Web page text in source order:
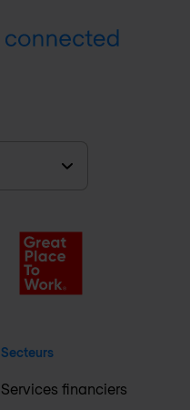
Secteurs
Services financiers